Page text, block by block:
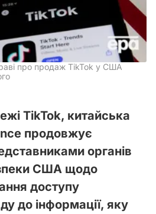
про продаж TikTok у США
TikTok, китайська
продовжує
органів
США щодо
доступу
до інформації, яку